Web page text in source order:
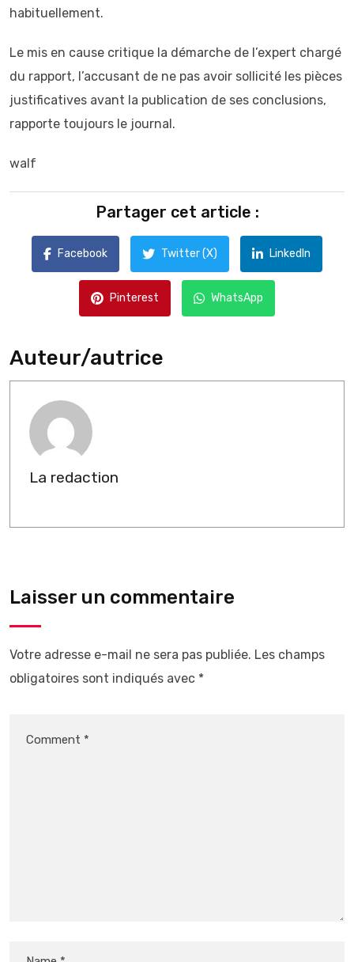
habituellement.
Le mis en cause critique la démarche de l’expert chargé
du rapport, l’accusant de ne pas avoir sollicité les pièces
justificatives avant la publication de ses conclusions,
rapporte toujours le journal.
walf
Partager cet article :
Facebook Twitter (X) LinkedIn
Pinterest WhatsApp
Auteur/autrice
La redaction
Laisser un commentaire
Votre adresse e-mail ne sera pas publiée. Les champs
obligatoires sont indiqués avec *